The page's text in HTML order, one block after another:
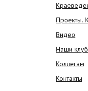
Проекты.
Видео
Наши
Коллегам
Контакты